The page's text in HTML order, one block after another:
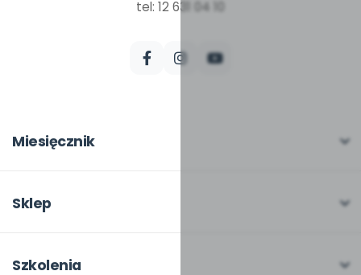
tel: 12 631 04 10
Miesięcznik
W numerze
Pomoce dydaktyczne
Sklep
Moje zakupy
Szkolenia